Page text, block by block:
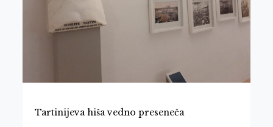
Tartinijeva hiša vedno preseneča